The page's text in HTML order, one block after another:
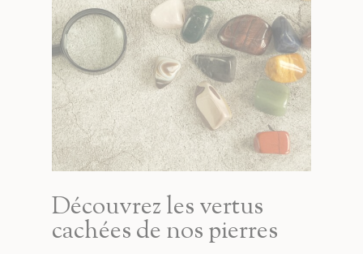
Découvrez les vertus
cachées de nos pierres